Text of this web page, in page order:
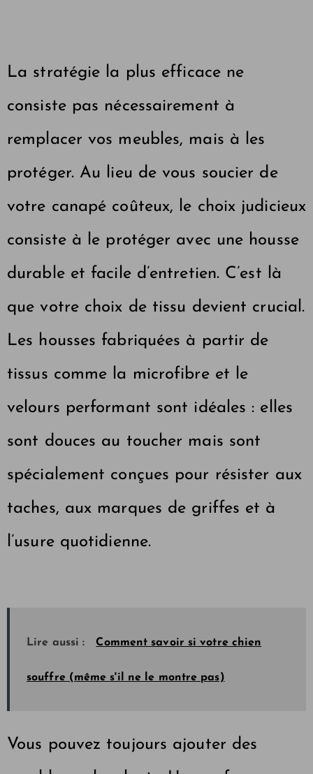
La stratégie la plus efficace ne
consiste pas nécessairement à
remplacer vos meubles, mais à les
protéger. Au lieu de vous soucier de
votre canapé coûteux, le choix judicieux
consiste à le protéger avec une housse
durable et facile d’entretien. C’est là
que votre choix de tissu devient crucial.
Les housses fabriquées à partir de
tissus comme la microfibre et le
velours performant sont idéales : elles
sont douces au toucher mais sont
spécialement conçues pour résister aux
taches, aux marques de griffes et à
l’usure quotidienne.
Lire aussi : Comment savoir si votre chien
souffre (même s'il ne le montre pas)
Vous pouvez toujours ajouter des